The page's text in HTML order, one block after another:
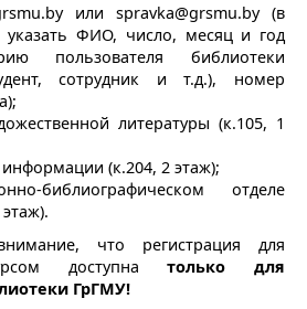
или spravka@grsmu.by (в
ФИО, число, месяц и год
пользователя библиотеки
сотрудник и т.д.), номер
литературы (к.105, 1
(к.204, 2 этаж);
библиографическом отделе
что регистрация для
доступнатолько для
ГрГМУ!